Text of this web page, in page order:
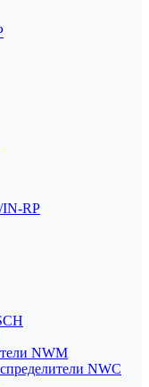
RP
NWM
NWC